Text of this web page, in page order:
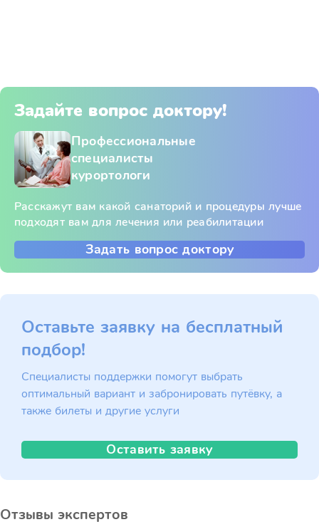
Задайте вопрос доктору!
Профессиональные
специалисты
курортологи
Расскажут вам какой санаторий и процедуры лучше
подходят вам для лечения или реабилитации
Задать вопрос доктору
Оставьте заявку на бесплатный
подбор!
Специалисты поддержки помогут выбрать
оптимальный вариант и забронировать путёвку, а
также билеты и другие услуги
Оставить заявку
Отзывы экспертов